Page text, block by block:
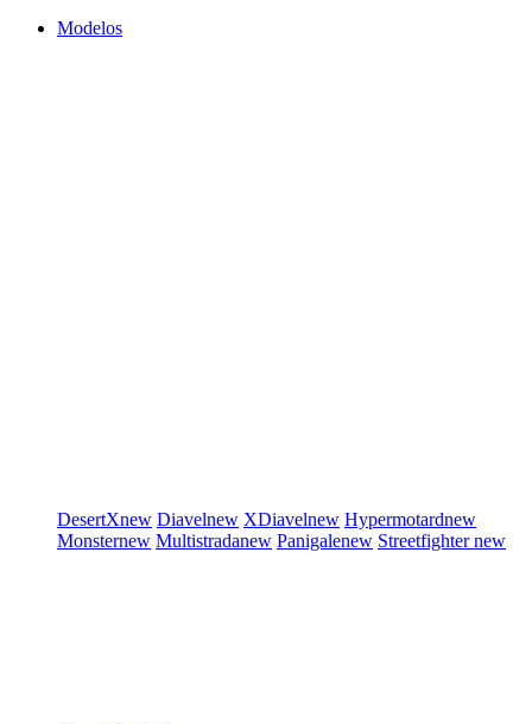
Modelos
DesertXnew Diavelnew XDiavelnew Hypermotardnew
Monsternew Multistradanew Panigalenew Streetfighternew